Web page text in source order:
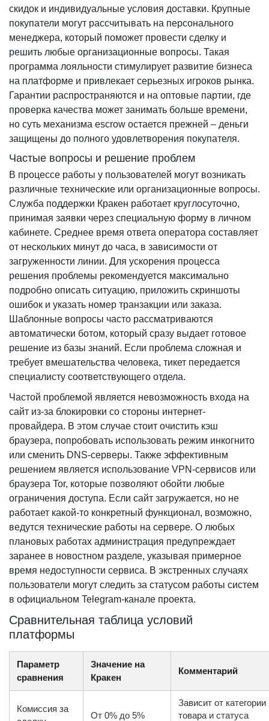
скидок и индивидуальные условия доставки. Крупные
покупатели могут рассчитывать на персонального
менеджера, который поможет провести сделку и
решить любые организационные вопросы. Такая
программа лояльности стимулирует развитие бизнеса
на платформе и привлекает серьезных игроков рынка.
Гарантии распространяются и на оптовые партии, где
проверка качества может занимать больше времени,
но суть механизма escrow остается прежней – деньги
защищены до полного удовлетворения покупателя.
Частые вопросы и решение проблем
В процессе работы у пользователей могут возникать
различные технические или организационные вопросы.
Служба поддержки Кракен работает круглосуточно,
принимая заявки через специальную форму в личном
кабинете. Среднее время ответа оператора составляет
от нескольких минут до часа, в зависимости от
загруженности линии. Для ускорения процесса
решения проблемы рекомендуется максимально
подробно описать ситуацию, приложить скриншоты
ошибок и указать номер транзакции или заказа.
Шаблонные вопросы часто рассматриваются
автоматически ботом, который сразу выдает готовое
решение из базы знаний. Если проблема сложная и
требует вмешательства человека, тикет передается
специалисту соответствующего отдела.
Частой проблемой является невозможность входа на
сайт из-за блокировки со стороны интернет-
провайдера. В этом случае стоит очистить кэш
браузера, попробовать использовать режим инкогнито
или сменить DNS-серверы. Также эффективным
решением является использование VPN-сервисов или
браузера Tor, которые позволяют обойти любые
ограничения доступа. Если сайт загружается, но не
работает какой-то конкретный функционал, возможно,
ведутся технические работы на сервере. О любых
плановых работах администрация предупреждает
заранее в новостном разделе, указывая примерное
время недоступности сервиса. В экстренных случаях
пользователи могут следить за статусом работы систем
в официальном Telegram-канале проекта.
Сравнительная таблица условий
платформы
Параметр
сравнения
Значение на
Кракен
Комментарий
Комиссия за
От 0% до 5%
Зависит от категории
товара и статуса